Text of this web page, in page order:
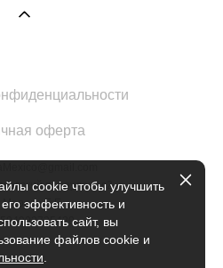
оферта
переулок 1с2
Е.Е.
cookie чтобы улучшить
эффективность и
сайт, вы
файлов cookie и